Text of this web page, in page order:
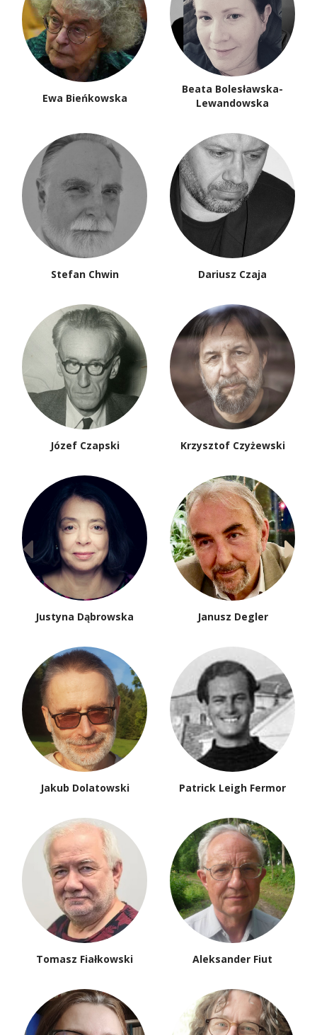
Ewa Bieńkowska
Beata Bolesławska-
Lewandowska
Stefan Chwin Dariusz Czaja
Józef Czapski Krzysztof Czyżewski
Justyna Dąbrowska Janusz Degler
Jakub Dolatowski Patrick Leigh Fermor
Tomasz Fiałkowski Aleksander Fiut